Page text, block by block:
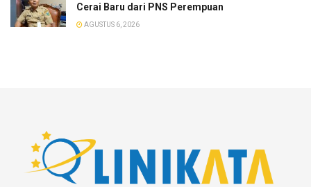
Cerai Baru dari PNS Perempuan
AGUSTUS 6, 2026